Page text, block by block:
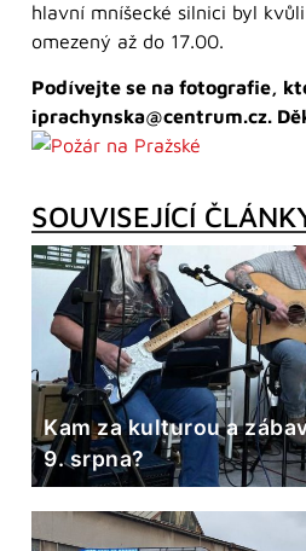
hlavní mníšecké silnici byl
omezený až do 17.00.
Podívejte se na fotografie,
iprachynska@centrum.cz.
SOUVISEJÍCÍ
Kam za kulturou a
9. srpna?